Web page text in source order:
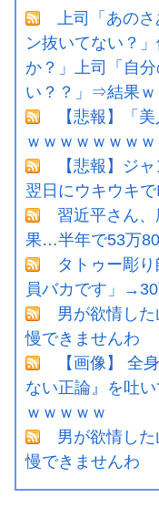
上司「あの
ン抜いてない？
か？」上司「自
い？？」⇒結果ｗ
【悲報】「
ｗｗｗｗｗｗｗｗ
【悲報】ジ
翌日にウキウキ
習近平さん
果…半年で53万
タトゥー彫
員バカです」
男が欲情し
慢できませんわ
【画像】 全
ない正論』を吐
ｗｗｗｗｗ
男が欲情し
慢できませんわ